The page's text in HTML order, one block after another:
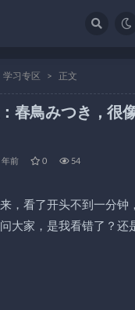
学习专区 正文
春鳥みつき，很
前 0 54
，看了开头不到一分钟
大家，是我看错了？还